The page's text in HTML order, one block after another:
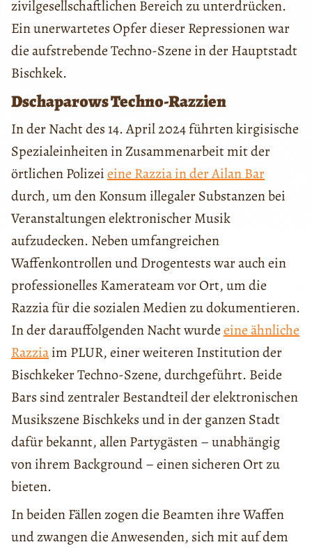
zivilgesellschaftlichen Bereich zu unterdrücken.
Ein unerwartetes Opfer dieser Repressionen war
die aufstrebende Techno-Szene in der Hauptstadt
Bischkek.
Dschaparows Techno-Razzien
In der Nacht des 14. April 2024 führten kirgisische
Spezialeinheiten in Zusammenarbeit mit der
örtlichen Polizeieine Razzia in der Ailan Bar
durch, um den Konsum illegaler Substanzen bei
Veranstaltungen elektronischer Musik
aufzudecken. Neben umfangreichen
Waffenkontrollen und Drogentests war auch ein
professionelles Kamerateam vor Ort, um die
Razzia für die sozialen Medien zu dokumentieren.
In der darauffolgenden Nacht wurdeeine ähnliche
Razziaim PLUR, einer weiteren Institution der
Bischkeker Techno-Szene, durchgeführt. Beide
Bars sind zentraler Bestandteil der elektronischen
Musikszene Bischkeks und in der ganzen Stadt
dafür bekannt, allen Partygästen – unabhängig
von ihrem Background – einen sicheren Ort zu
bieten.
In beiden Fällen zogen die Beamten ihre Waffen
und zwangen die Anwesenden, sich mit auf dem